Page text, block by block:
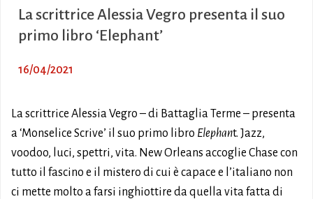
La scrittrice Alessia Vegro presenta il suo
primo libro ‘Elephant’
16/04/2021
La scrittrice Alessia Vegro – di Battaglia Terme – presenta
a ‘Monselice Scrive’ il suo primo libro Elephant. Jazz,
voodoo, luci, spettri, vita. New Orleans accoglie Chase con
tutto il fascino e il mistero di cui è capace e l’italiano non
ci mette molto a farsi inghiottire da quella vita fatta di